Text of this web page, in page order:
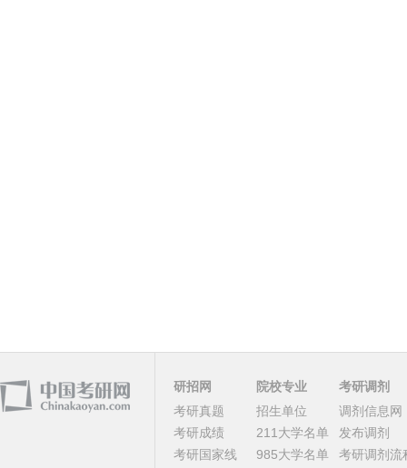
研招网
考研真题
考研成绩
考研国家线
院校专业
招生单位
211大学名单
985大学名单
考研调剂
调剂信息网
发布调剂
考研调剂流